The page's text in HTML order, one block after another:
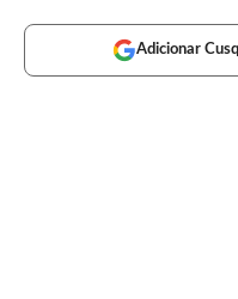
Adicionar